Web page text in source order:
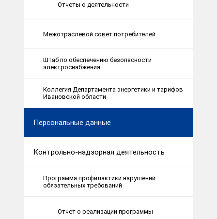
Отчеты о деятельности
Межотраслевой совет потребителей
Штаб по обеспечению безопасности
электроснабжения
Коллегия Департамента энергетики и тарифов
Ивановской области
Персональные данные
Контрольно-надзорная деятельность
Программа профилактики нарушений
обязательных требований
Отчет о реализации программы